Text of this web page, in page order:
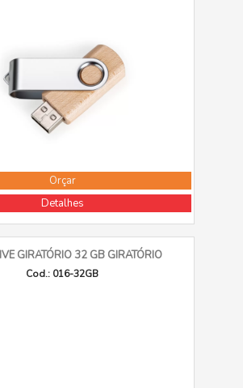
Orçar
Detalhes
GIRATÓRIO 32 GB GIRATÓRIO
Cod.: 016-32GB